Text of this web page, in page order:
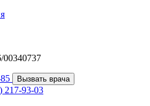
Вызвать врача
217-93-03